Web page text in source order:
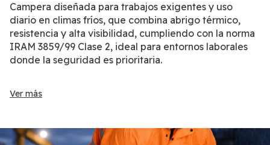
Campera diseñada para trabajos exigentes y uso
diario en climas fríos, que combina abrigo térmico,
resistencia y alta visibilidad, cumpliendo con la norma
IRAM 3859/99 Clase 2, ideal para entornos laborales
donde la seguridad es prioritaria.
•Tela con repelencia al agua
Ver más